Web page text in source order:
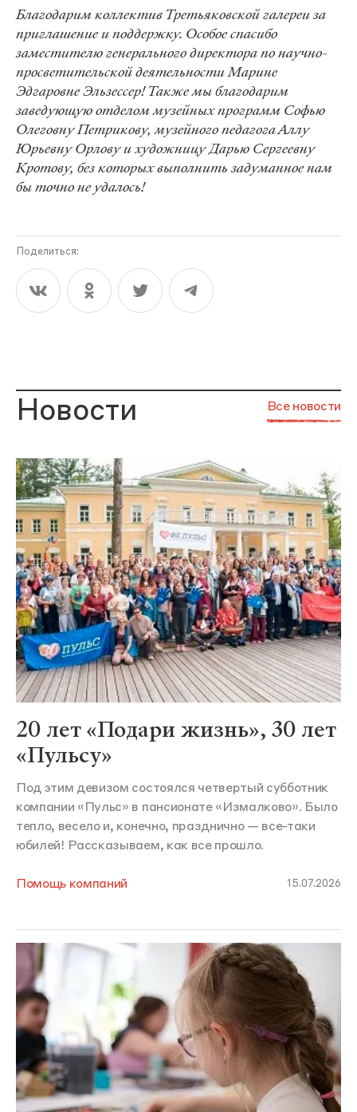
Благодарим коллектив Третьяковской галереи за
приглашение и поддержку. Особое спасибо
заместителю генерального директора по научно-
просветительской деятельности Марине
Эдгаровне Эльзессер! Также мы благодарим
заведующую отделом музейных программ Софью
Олеговну Петрикову, музейного педагога Аллу
Юрьевну Орлову и художницу Дарью Сергеевну
Кротову, без которых выполнить задуманное нам
бы точно не удалось!
Поделиться:
Новости Все новости
20 лет «Подари жизнь», 30 лет
«Пульсу»
Под этим девизом состоялся четвертый субботник
компании «Пульс» в пансионате «Измалково». Было
тепло, весело и, конечно, празднично — все-таки
юбилей! Рассказываем, как все прошло.
Помощь компаний 15.07.2026